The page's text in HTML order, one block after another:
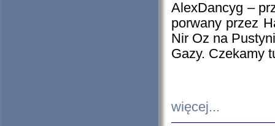
AlexDancyg –
porwany przez
Nir Oz na
Gazy. Czekamy
więcej...